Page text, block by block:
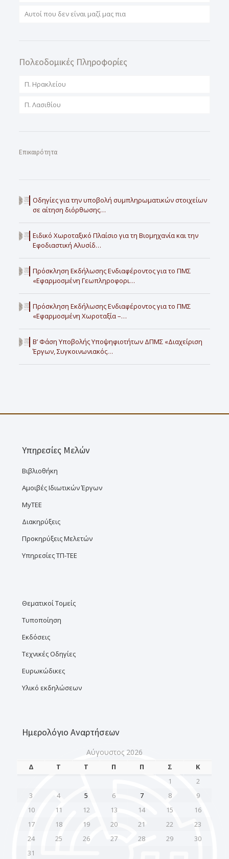
Αυτοί που δεν είναι μαζί μας πια
Πολεοδομικές Πληροφορίες
Π. Ηρακλείου
Π. Λασιθίου
Επικαιρότητα
Οδηγίες για την υποβολή συμπληρωματικών στοιχείων
σε αίτηση διόρθωσης…
Ειδικό Χωροταξικό Πλαίσιο για τη Βιομηχανία και την
Εφοδιαστική Αλυσίδ…
Πρόσκληση Εκδήλωσης Ενδιαφέροντος για το ΠΜΣ
«Εφαρμοσμένη Γεωπληροφορι…
Πρόσκληση Εκδήλωσης Ενδιαφέροντος για το ΠΜΣ
«Εφαρμοσμένη Χωροταξία –…
Β’ Φάση Υποβολής Υποψηφιοτήτων ΔΠΜΣ «Διαχείριση
Έργων, Συγκοινωνιακός…
Υπηρεσίες Μελών
Βιβλιοθήκη
Αμοιβές Ιδιωτικών Έργων
MyTEE
Διακηρύξεις
Προκηρύξεις Μελετών
Υπηρεσίες ΤΠ-ΤΕΕ
Θεματικοί Τομείς
Τυποποίηση
Εκδόσεις
Τεχνικές Οδηγίες
Ευρωκώδικες
Υλικό εκδηλώσεων
Ημερολόγιο Αναρτήσεων
Αύγουστος 2026
Δ Τ Τ Π Π Σ
Κ
1
2
3
4 5 6 7 8
9
10
11 12 13 14 15
16
17
18 19 20 21 22
23
24
25 26 27 28 29
30
31